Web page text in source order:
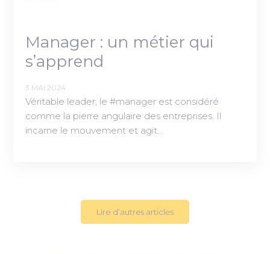
Manager : un métier qui
s’apprend
3 MAI 2024
Véritable leader, le #manager est considéré
comme la pierre angulaire des entreprises. Il
incarne le mouvement et agit…
Lire d’autres articles